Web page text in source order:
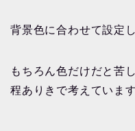
背景色に合わせて設定
もちろん色だけだと苦
程ありきで考えています